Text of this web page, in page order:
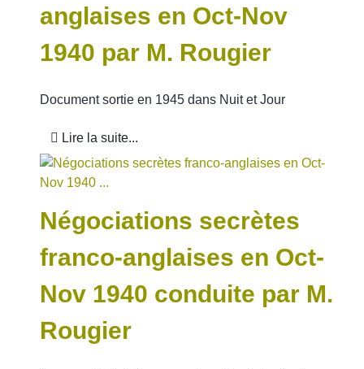
anglaises en Oct-Nov
1940 par M. Rougier
Document sortie en 1945 dans Nuit et Jour
Lire la suite...
Négociations secrètes
franco-anglaises en Oct-
Nov 1940 conduite par M.
Rougier